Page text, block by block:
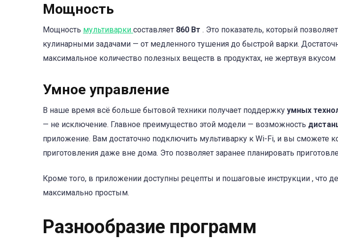
Мощность
Мощность мультиварки составляет 860 Вт . Это показатель, который
кулинарными задачами — от медленного тушения до быстрой варки.
максимальное количество полезных веществ в продуктах, не жертвуя вкусом
Умное управление
В наше время всё больше бытовой техники получает поддержку умных
— не исключение. Главное преимущество этой модели — возможность
приложение. Вам достаточно подключить мультиварку к Wi-Fi, и вы сможете
приготовления даже вне дома. Это позволяет заранее планировать
Кроме того, в приложении доступны рецепты и пошаговые инструкции , что
максимально простым.
Разнообразие программ